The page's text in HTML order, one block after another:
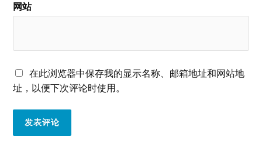
网站
在此浏览器中保存我的显示名称、邮箱地址和网站地
址，以便下次评论时使用。